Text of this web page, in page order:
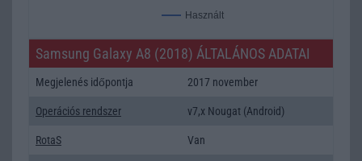
Használt
Samsung Galaxy A8 (2018) ÁLTALÁNOS ADATAI
Megjelenés időpontja 2017 november
Operációs rendszer v7,x Nougat (Android)
RotaS Van